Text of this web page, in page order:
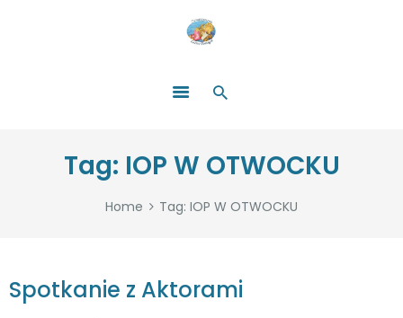
Tag: IOP W OTWOCKU
Home Tag: IOP W OTWOCKU
ZOSTAŃ DARCZYŃCĄ!
WYDARZENIA
PARTNERZY
Spotkanie z Aktorami